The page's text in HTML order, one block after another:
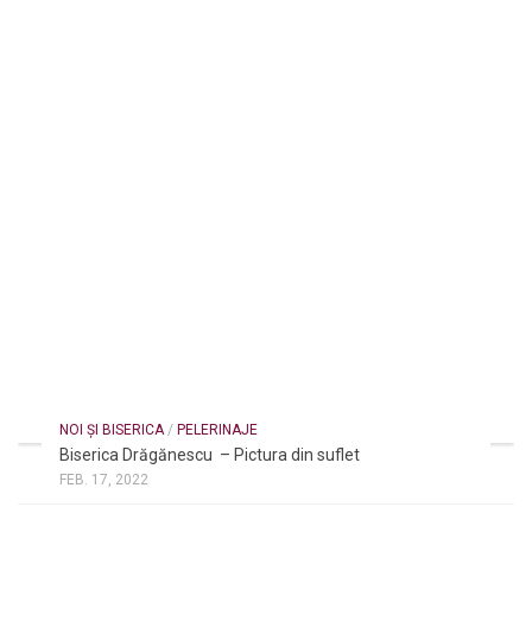
NOI ȘI BISERICA/ PELERINAJE
Biserica Drăgănescu – Pictura din suflet
FEB. 17, 2022